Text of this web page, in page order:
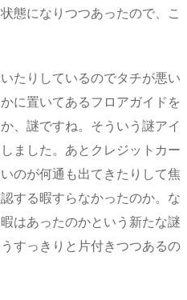
態になりつつあったので、こ
たりしているのでタチが悪い
に置いてあるフロアガイドを
、謎ですね。そういう謎アイ
ました。あとクレジットカー
のが何通も出てきたりして焦
する暇すらなかったのか。な
はあったのかという新たな謎
すっきりと片付きつつあるの